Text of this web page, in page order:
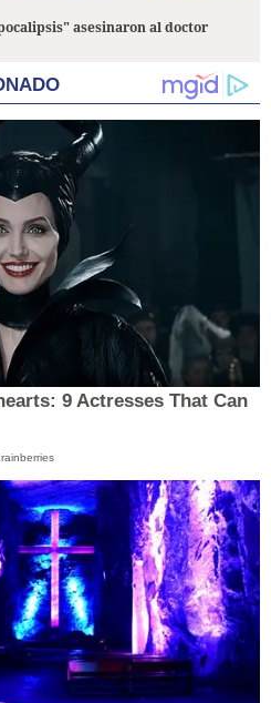
asesinaron al doctor
9 Actresses That Can